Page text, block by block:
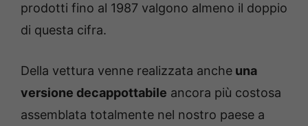
prodotti fino al 1987 valgono almeno il doppio
di questa cifra.
Della vettura venne realizzata anche una
versione decappottabile ancora più costosa
assemblata totalmente nel nostro paese a